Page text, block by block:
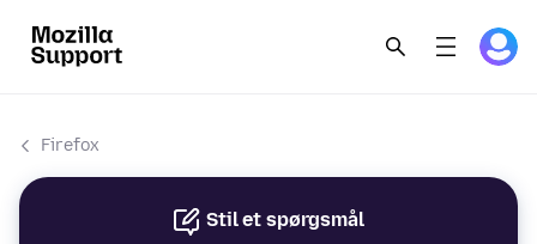
Firefox
Stil et spørgsmål